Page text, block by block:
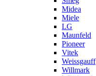
Midea
Miele
LG
Maunfeld
Pioneer
Vitek
Weissgauff
Willmark